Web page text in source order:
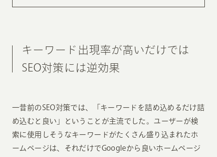
キーワード出現率が高いだけでは
SEO対策には逆効果
一昔前のSEO対策では、「キーワードを詰め込めるだけ詰
め込むと良い」ということが主流でした。ユーザーが検
索に使用しそうなキーワードがたくさん盛り込まれたホ
ームページは、それだけでGoogleから良いホームページ